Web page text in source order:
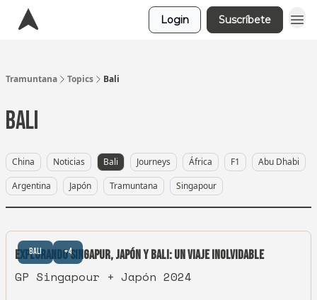
Login Suscríbete
Tramuntana Topics Bali
Bali
China Noticias Bali Journeys África F1
Abu Dhabi
Argentina
Japón Tramuntana Singapour
Bali +4
Explorando Singapur, Japón y Bali: Un Viaje Inolvidable
GP Singapour + Japón 2024